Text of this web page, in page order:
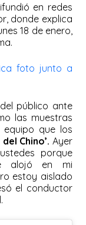
en redes
donde explica
18 de enero,
foto junto a
público ante
las muestras
que los
Chino’. Ayer
porque
alojó en mi
estoy aislado
el conductor